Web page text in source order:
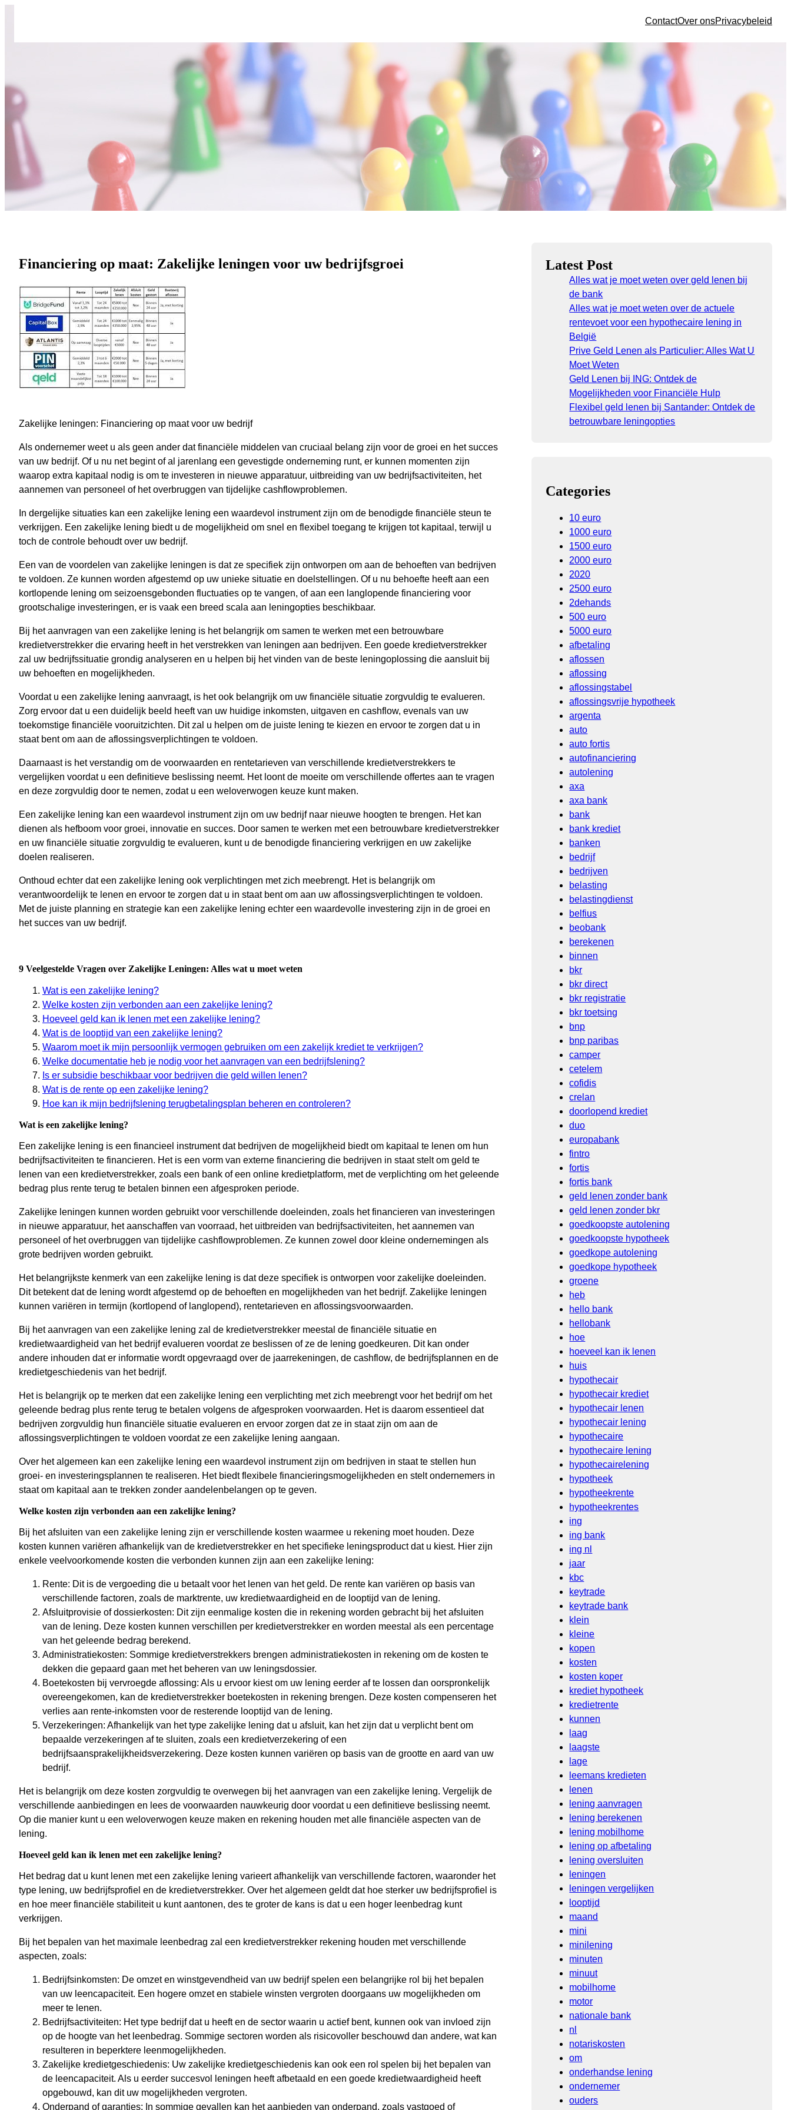
ContactOver onsPrivacybeleid
Financiering op maat: Zakelijke leningen voor uw bedrijfsgroei
Zakelijke leningen: Financiering op maat voor uw bedrijf
Als ondernemer weet u als geen ander dat financiële middelen van cruciaal belang zijn voor de groei en het succes
van uw bedrijf. Of u nu net begint of al jarenlang een gevestigde onderneming runt, er kunnen momenten zijn
waarop extra kapitaal nodig is om te investeren in nieuwe apparatuur, uitbreiding van uw bedrijfsactiviteiten, het
aannemen van personeel of het overbruggen van tijdelijke cashflowproblemen.
In dergelijke situaties kan een zakelijke lening een waardevol instrument zijn om de benodigde financiële steun te
verkrijgen. Een zakelijke lening biedt u de mogelijkheid om snel en flexibel toegang te krijgen tot kapitaal, terwijl u
toch de controle behoudt over uw bedrijf.
Een van de voordelen van zakelijke leningen is dat ze specifiek zijn ontworpen om aan de behoeften van bedrijven
te voldoen. Ze kunnen worden afgestemd op uw unieke situatie en doelstellingen. Of u nu behoefte heeft aan een
kortlopende lening om seizoensgebonden fluctuaties op te vangen, of aan een langlopende financiering voor
grootschalige investeringen, er is vaak een breed scala aan leningopties beschikbaar.
Bij het aanvragen van een zakelijke lening is het belangrijk om samen te werken met een betrouwbare
kredietverstrekker die ervaring heeft in het verstrekken van leningen aan bedrijven. Een goede kredietverstrekker
zal uw bedrijfssituatie grondig analyseren en u helpen bij het vinden van de beste leningoplossing die aansluit bij
uw behoeften en mogelijkheden.
Voordat u een zakelijke lening aanvraagt, is het ook belangrijk om uw financiële situatie zorgvuldig te evalueren.
Zorg ervoor dat u een duidelijk beeld heeft van uw huidige inkomsten, uitgaven en cashflow, evenals van uw
toekomstige financiële vooruitzichten. Dit zal u helpen om de juiste lening te kiezen en ervoor te zorgen dat u in
staat bent om aan de aflossingsverplichtingen te voldoen.
Daarnaast is het verstandig om de voorwaarden en rentetarieven van verschillende kredietverstrekkers te
vergelijken voordat u een definitieve beslissing neemt. Het loont de moeite om verschillende offertes aan te vragen
en deze zorgvuldig door te nemen, zodat u een weloverwogen keuze kunt maken.
Een zakelijke lening kan een waardevol instrument zijn om uw bedrijf naar nieuwe hoogten te brengen. Het kan
dienen als hefboom voor groei, innovatie en succes. Door samen te werken met een betrouwbare kredietverstrekker
en uw financiële situatie zorgvuldig te evalueren, kunt u de benodigde financiering verkrijgen en uw zakelijke
doelen realiseren.
Onthoud echter dat een zakelijke lening ook verplichtingen met zich meebrengt. Het is belangrijk om
verantwoordelijk te lenen en ervoor te zorgen dat u in staat bent om aan uw aflossingsverplichtingen te voldoen.
Met de juiste planning en strategie kan een zakelijke lening echter een waardevolle investering zijn in de groei en
het succes van uw bedrijf.
9 Veelgestelde Vragen over Zakelijke Leningen: Alles wat u moet weten
Wat is een zakelijke lening?
Welke kosten zijn verbonden aan een zakelijke lening?
Hoeveel geld kan ik lenen met een zakelijke lening?
Wat is de looptijd van een zakelijke lening?
Waarom moet ik mijn persoonlijk vermogen gebruiken om een ​​zakelijk krediet te verkrijgen?
Welke documentatie heb je nodig voor het aanvragen van een bedrijfslening?
Is er subsidie beschikbaar voor bedrijven die geld willen lenen?
Wat is de rente op een zakelijke lening?
Hoe kan ik mijn bedrijfslening terugbetalingsplan beheren en controleren?
Wat is een zakelijke lening?
Een zakelijke lening is een financieel instrument dat bedrijven de mogelijkheid biedt om kapitaal te lenen om hun
bedrijfsactiviteiten te financieren. Het is een vorm van externe financiering die bedrijven in staat stelt om geld te
lenen van een kredietverstrekker, zoals een bank of een online kredietplatform, met de verplichting om het geleende
bedrag plus rente terug te betalen binnen een afgesproken periode.
Zakelijke leningen kunnen worden gebruikt voor verschillende doeleinden, zoals het financieren van investeringen
in nieuwe apparatuur, het aanschaffen van voorraad, het uitbreiden van bedrijfsactiviteiten, het aannemen van
personeel of het overbruggen van tijdelijke cashflowproblemen. Ze kunnen zowel door kleine ondernemingen als
grote bedrijven worden gebruikt.
Het belangrijkste kenmerk van een zakelijke lening is dat deze specifiek is ontworpen voor zakelijke doeleinden.
Dit betekent dat de lening wordt afgestemd op de behoeften en mogelijkheden van het bedrijf. Zakelijke leningen
kunnen variëren in termijn (kortlopend of langlopend), rentetarieven en aflossingsvoorwaarden.
Bij het aanvragen van een zakelijke lening zal de kredietverstrekker meestal de financiële situatie en
kredietwaardigheid van het bedrijf evalueren voordat ze beslissen of ze de lening goedkeuren. Dit kan onder
andere inhouden dat er informatie wordt opgevraagd over de jaarrekeningen, de cashflow, de bedrijfsplannen en de
kredietgeschiedenis van het bedrijf.
Het is belangrijk op te merken dat een zakelijke lening een verplichting met zich meebrengt voor het bedrijf om het
geleende bedrag plus rente terug te betalen volgens de afgesproken voorwaarden. Het is daarom essentieel dat
bedrijven zorgvuldig hun financiële situatie evalueren en ervoor zorgen dat ze in staat zijn om aan de
aflossingsverplichtingen te voldoen voordat ze een zakelijke lening aangaan.
Over het algemeen kan een zakelijke lening een waardevol instrument zijn om bedrijven in staat te stellen hun
groei- en investeringsplannen te realiseren. Het biedt flexibele financieringsmogelijkheden en stelt ondernemers in
staat om kapitaal aan te trekken zonder aandelenbelangen op te geven.
Welke kosten zijn verbonden aan een zakelijke lening?
Bij het afsluiten van een zakelijke lening zijn er verschillende kosten waarmee u rekening moet houden. Deze
kosten kunnen variëren afhankelijk van de kredietverstrekker en het specifieke leningsproduct dat u kiest. Hier zijn
enkele veelvoorkomende kosten die verbonden kunnen zijn aan een zakelijke lening:
Rente: Dit is de vergoeding die u betaalt voor het lenen van het geld. De rente kan variëren op basis van
verschillende factoren, zoals de marktrente, uw kredietwaardigheid en de looptijd van de lening.
Afsluitprovisie of dossierkosten: Dit zijn eenmalige kosten die in rekening worden gebracht bij het afsluiten
van de lening. Deze kosten kunnen verschillen per kredietverstrekker en worden meestal als een percentage
van het geleende bedrag berekend.
Administratiekosten: Sommige kredietverstrekkers brengen administratiekosten in rekening om de kosten te
dekken die gepaard gaan met het beheren van uw leningsdossier.
Boetekosten bij vervroegde aflossing: Als u ervoor kiest om uw lening eerder af te lossen dan oorspronkelijk
overeengekomen, kan de kredietverstrekker boetekosten in rekening brengen. Deze kosten compenseren het
verlies aan rente-inkomsten voor de resterende looptijd van de lening.
Verzekeringen: Afhankelijk van het type zakelijke lening dat u afsluit, kan het zijn dat u verplicht bent om
bepaalde verzekeringen af te sluiten, zoals een kredietverzekering of een
bedrijfsaansprakelijkheidsverzekering. Deze kosten kunnen variëren op basis van de grootte en aard van uw
bedrijf.
Het is belangrijk om deze kosten zorgvuldig te overwegen bij het aanvragen van een zakelijke lening. Vergelijk de
verschillende aanbiedingen en lees de voorwaarden nauwkeurig door voordat u een definitieve beslissing neemt.
Op die manier kunt u een weloverwogen keuze maken en rekening houden met alle financiële aspecten van de
lening.
Hoeveel geld kan ik lenen met een zakelijke lening?
Het bedrag dat u kunt lenen met een zakelijke lening varieert afhankelijk van verschillende factoren, waaronder het
type lening, uw bedrijfsprofiel en de kredietverstrekker. Over het algemeen geldt dat hoe sterker uw bedrijfsprofiel is
en hoe meer financiële stabiliteit u kunt aantonen, des te groter de kans is dat u een hoger leenbedrag kunt
verkrijgen.
Bij het bepalen van het maximale leenbedrag zal een kredietverstrekker rekening houden met verschillende
aspecten, zoals:
Bedrijfsinkomsten: De omzet en winstgevendheid van uw bedrijf spelen een belangrijke rol bij het bepalen
van uw leencapaciteit. Een hogere omzet en stabiele winsten vergroten doorgaans uw mogelijkheden om
meer te lenen.
Bedrijfsactiviteiten: Het type bedrijf dat u heeft en de sector waarin u actief bent, kunnen ook van invloed zijn
op de hoogte van het leenbedrag. Sommige sectoren worden als risicovoller beschouwd dan andere, wat kan
resulteren in beperktere leenmogelijkheden.
Zakelijke kredietgeschiedenis: Uw zakelijke kredietgeschiedenis kan ook een rol spelen bij het bepalen van
de leencapaciteit. Als u eerder succesvol leningen heeft afbetaald en een goede kredietwaardigheid heeft
opgebouwd, kan dit uw mogelijkheden vergroten.
Onderpand of garanties: In sommige gevallen kan het aanbieden van onderpand, zoals vastgoed of
Latest Post
Alles wat je moet weten over geld lenen bij
de bank
Alles wat je moet weten over de actuele
rentevoet voor een hypothecaire lening in
België
Prive Geld Lenen als Particulier: Alles Wat U
Moet Weten
Geld Lenen bij ING: Ontdek de
Mogelijkheden voor Financiële Hulp
Flexibel geld lenen bij Santander: Ontdek de
betrouwbare leningopties
Categories
10 euro
1000 euro
1500 euro
2000 euro
2020
2500 euro
2dehands
500 euro
5000 euro
afbetaling
aflossen
aflossing
aflossingstabel
aflossingsvrije hypotheek
argenta
auto
auto fortis
autofinanciering
autolening
axa
axa bank
bank
bank krediet
banken
bedrijf
bedrijven
belasting
belastingdienst
belfius
beobank
berekenen
binnen
bkr
bkr direct
bkr registratie
bkr toetsing
bnp
bnp paribas
camper
cetelem
cofidis
crelan
doorlopend krediet
duo
europabank
fintro
fortis
fortis bank
geld lenen zonder bank
geld lenen zonder bkr
goedkoopste autolening
goedkoopste hypotheek
goedkope autolening
goedkope hypotheek
groene
heb
hello bank
hellobank
hoe
hoeveel kan ik lenen
huis
hypothecair
hypothecair krediet
hypothecair lenen
hypothecair lening
hypothecaire
hypothecaire lening
hypothecairelening
hypotheek
hypotheekrente
hypotheekrentes
ing
ing bank
ing nl
jaar
kbc
keytrade
keytrade bank
klein
kleine
kopen
kosten
kosten koper
krediet hypotheek
kredietrente
kunnen
laag
laagste
lage
leemans kredieten
lenen
lening aanvragen
lening berekenen
lening mobilhome
lening op afbetaling
lening oversluiten
leningen
leningen vergelijken
looptijd
maand
mini
minilening
minuten
minuut
mobilhome
motor
nationale bank
nl
notariskosten
om
onderhandse lening
ondernemer
ouders